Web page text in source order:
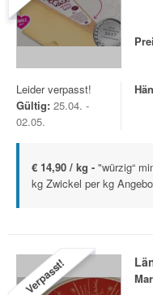
Leider verpasst!
Gültig: 25.04. -
02.05.
€ 14,90 / kg - "würzig“
kg Zwickel per kg
Verpasst!